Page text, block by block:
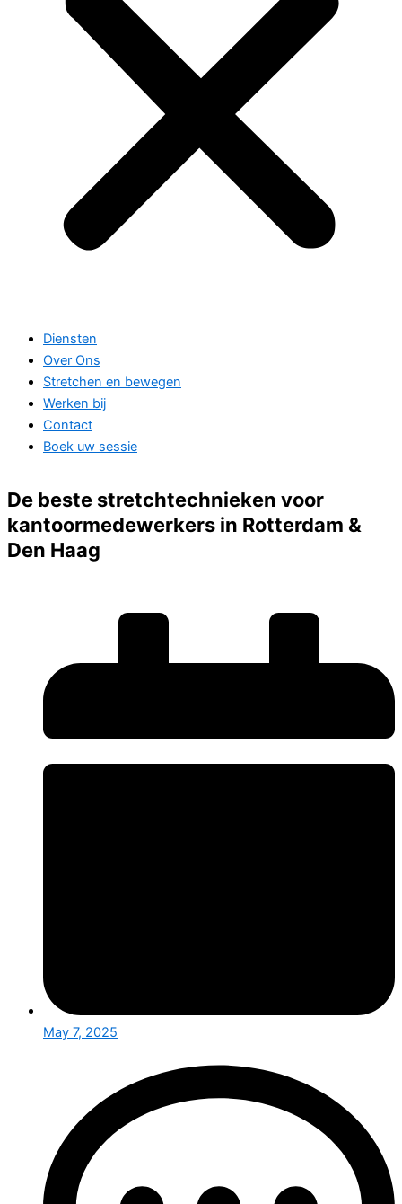
Diensten
Over Ons
Stretchen en bewegen
Werken bij
Contact
Boek uw sessie
De beste stretchtechnieken voor
kantoormedewerkers in Rotterdam &
Den Haag
May 7, 2025